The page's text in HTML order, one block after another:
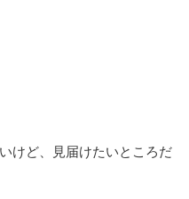
けど、見届けたいところだ